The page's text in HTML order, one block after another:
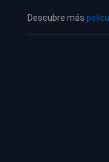
Descubre más